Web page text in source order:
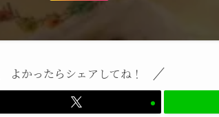
よかったらシェアしてね！